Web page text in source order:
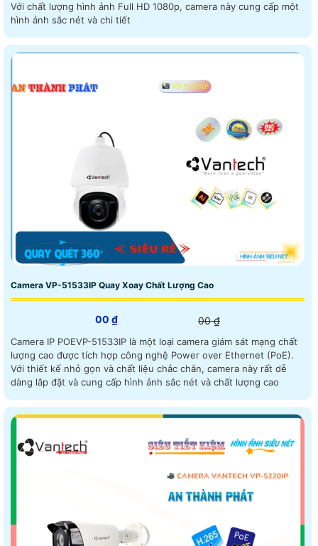
Với chất lượng hình ảnh Full HD 1080p, camera này cung cấp một
hình ảnh sắc nét và chi tiết
Camera VP-51533IP Quay Xoay Chất Lượng Cao
00 ₫ 00 ₫
Camera IP POEVP-51533IP là một loại camera giám sát mạng chất
lượng cao được tích hợp công nghệ Power over Ethernet (PoE).
Với thiết kế nhỏ gọn và chất liệu chắc chắn, camera này rất dễ
dàng lắp đặt và cung cấp hình ảnh sắc nét và chất lượng cao